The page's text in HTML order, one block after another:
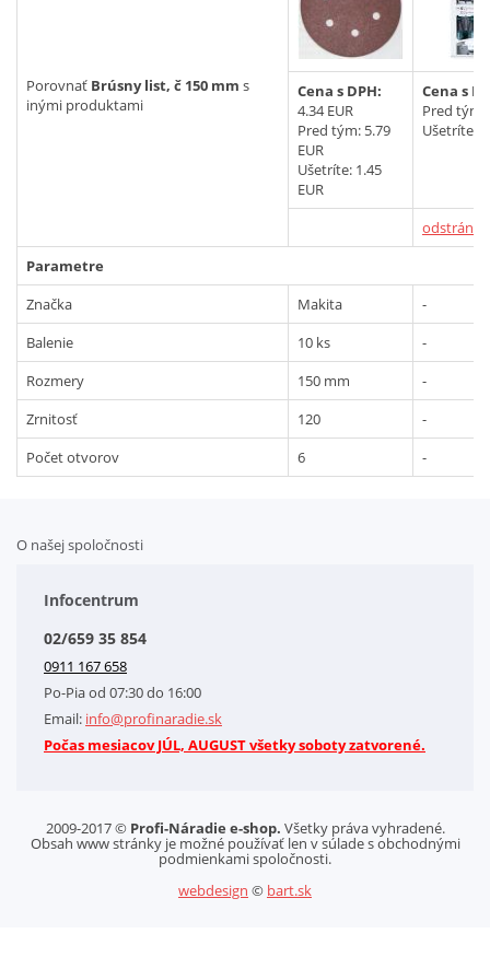
Porovnať Brúsny list, č 150 mm s
inými produktami
Cena s DPH:
4.34 EUR
Pred tým: 5.79
EUR
Ušetríte: 1.45
EUR
Cena s
Pred tým:
Ušetríte:
odstrániť
Parametre
Značka
Makita
-
Balenie
10 ks
-
Rozmery
150 mm
-
Zrnitosť
120
-
Počet otvorov
6 -
O našej spoločnosti
Obchodné podmienky
Kontakt
Letáky na stiahnutie
GDPR-Informácie o spracovaní osobných údajov HQ Tools, spol. s r. o.
Cookies
Infocentrum
02/659 35 854
0911 167 658
Po-Pia od 07:30 do 16:00
Email: info@profinaradie.sk
Počas mesiacov JÚL, AUGUST všetky soboty zatvorené.
2009-2017 © Profi-Náradie e-shop. Všetky práva vyhradené.
Obsah www stránky je možné používať len v súlade s obchodnými
podmienkami spoločnosti.
webdesign © bart.sk